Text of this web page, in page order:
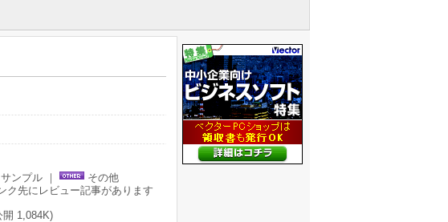
サンプル ｜
その他
ク先にレビュー記事があります
開 1,084K)